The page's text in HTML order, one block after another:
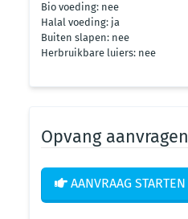
Bio voeding: nee
Halal voeding: ja
Buiten slapen: nee
Herbruikbare luiers: nee
Opvang aanvragen
AANVRAAG STARTEN